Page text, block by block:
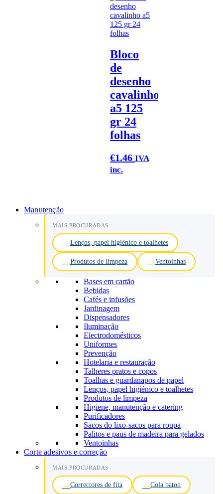
Bloco
de
desenho
cavalinho
a5 125
gr 24
folhas
€1.46 IVA
inc.
Manutenção
MAIS PROCURADAS
Lenços, papel higiénico e toalhetes
Produtos de limpeza Ventoinhas
Bases em cartão
Bebidas
Cafés e infusões
Jardinagem
Dispensadores
Iluminação
Electrodomésticos
Uniformes
Prevenção
Hotelaria e restauração
Talheres pratos e copos
Toalhas e guardanapos de papel
Lenços, papel higiénico e toalhetes
Produtos de limpeza
Higiene, manutenção e catering
Purificadores
Sacos do lixo-sacos para roupa
Palitos e paus de madeira para gelados
Ventoinhas
Corte adesivos e correção
MAIS PROCURADAS
Correctores de fita Cola baton